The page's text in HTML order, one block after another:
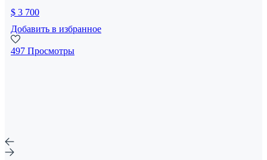
$ 3 700
Добавить в избранное
497 Просмотры